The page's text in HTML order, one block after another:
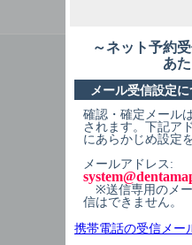
症状を選択して
※【ネット予約
は再診のメンテ
の方・初診の方
方、ご家族が来
診、クリーニン
す。
※無断キャンセ
断りしておりま
～ネット予約
あ
メール受信設定に
確認・確定メール
されます。下記ア
にあらかじめ設定
メールアドレス:
※送信専用のメー
信はできません。
携帯電話の受信メー